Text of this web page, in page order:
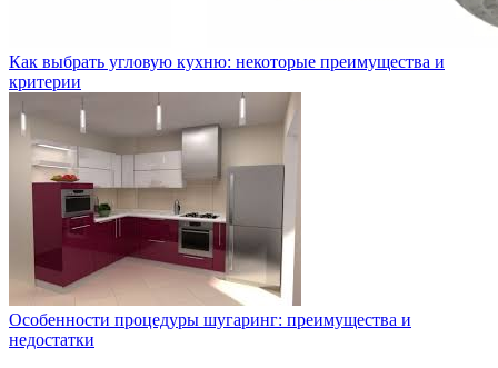
Как выбрать угловую кухню: некоторые преимущества и
критерии
Особенности процедуры шугаринг: преимущества и
недостатки